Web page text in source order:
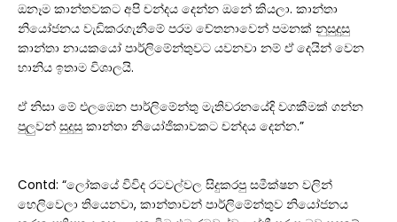
ඔනෑම කාන්තවකට අපි චන්දය දෙන්න ඔනේ කියලා. කාන්තා
නියෝජනය වැඩිකරගැනීමේ පරම චේතනාවෙන් පමනක් නුසුදුසු
කාන්තා නායකයෝ පාර්ලිමේන්තුවට යවනවා නම් ඒ දෙයින් වෙන
හානිය ඉතාම විශාලයි.
ඒ නිසා මේ එලඹෙන පාර්ලිමේන්තු මැතිවරනයේදි වගකීමක් ගන්න
පුලුවන් සුදුසු කාන්තා නියෝජිකාවකට චන්දය දෙන්න.”
Contd: “ලෝකයේ විවිද රටවල්වල සිදුකරපු සමීක්ෂන වලින්
හෙලිවෙලා තියෙනවා, කාන්තාවන් පාර්ලිමේන්තුව නියෝජනය